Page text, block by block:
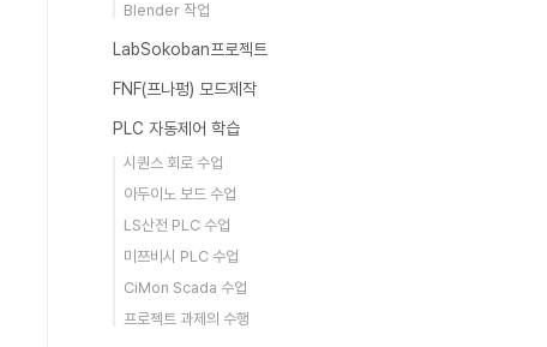
Blender 작업
LabSokoban프로젝트
FNF(프나펑) 모드제작
PLC 자동제어 학습
시퀀스 회로 수업
아두이노 보드 수업
LS산전 PLC 수업
미쯔비시 PLC 수업
CiMon Scada 수업
프로젝트 과제의 수행